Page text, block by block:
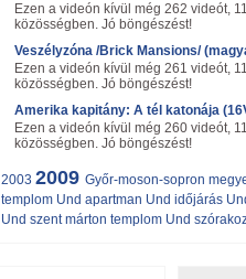
Ezen a videón kívül még 262 videót,
közösségben. Jó böngészést!
Veszélyzóna /Brick Mansions/
Ezen a videón kívül még 261 videót,
közösségben. Jó böngészést!
Amerika kapitány: A tél katonája
Ezen a videón kívül még 260 videót,
közösségben. Jó böngészést!
2003 2009 Győr-moson-sopron
templom Und apartman Und időjárás
Und szent márton templom Und